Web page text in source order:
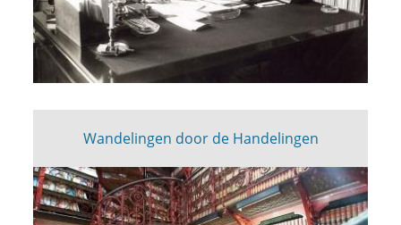
Wandelingen door de Handelingen